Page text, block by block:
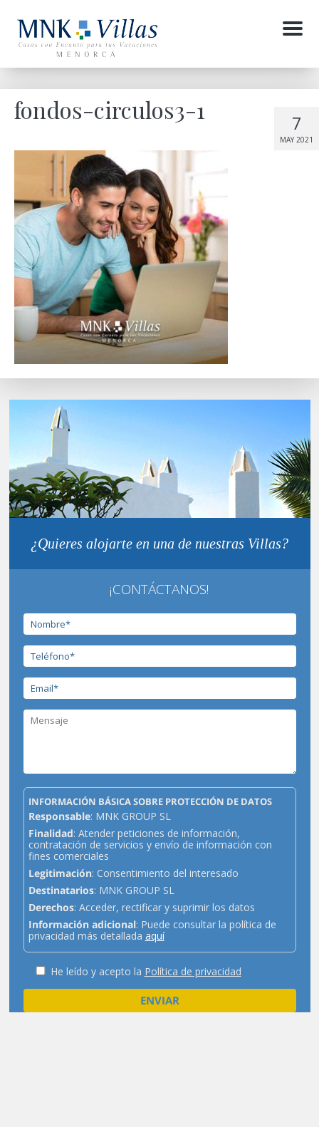
Menu
7
MAY 2021
fondos-circulos3-1
¿Quieres alojarte en una de nuestras Villas?
¡CONTÁCTANOS!
INFORMACIÓN BÁSICA SOBRE PROTECCIÓN DE DATOS
Responsable: MNK GROUP SL
Finalidad: Atender peticiones de información,
contratación de servicios y envío de información con
fines comerciales
Legitimación: Consentimiento del interesado
Destinatarios: MNK GROUP SL
Derechos: Acceder, rectificar y suprimir los datos
Información adicional: Puede consultar la política de
privacidad más detallada aquí
He leído y acepto la Política de privacidad